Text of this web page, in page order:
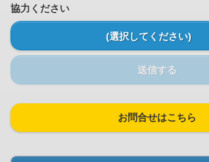
協力ください
(選択してください)
送信する
お問合せはこちら